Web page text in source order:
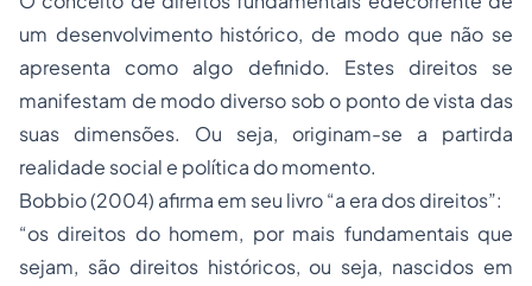
um desenvolvimento histórico, de modo que não se
apresenta como algo definido. Estes direitos se
manifestam de modo diverso sob o ponto de vista das
suas dimensões. Ou seja, originam-se a partirda
realidade social e política do momento.
Bobbio (2004) afirma em seu livro “a era dos direitos”:
“os direitos do homem, por mais fundamentais que
sejam, são direitos históricos, ou seja, nascidos em